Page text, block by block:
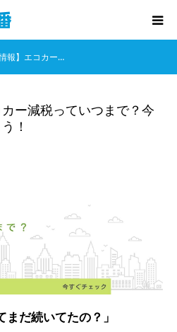
報】エコカー…
ー減税っていつまで？今
！
まだ続いてたの？」